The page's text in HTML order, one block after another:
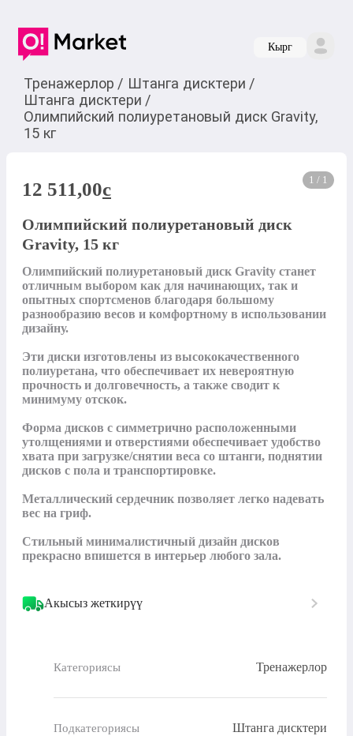
Кырг
Тренажерлор / Штанга дисктери /
Штанга дисктери /
Олимпийский полиуретановый диск Gravity,
15 кг
1 / 1
12 511,00c
Олимпийский полиуретановый диск
Gravity, 15 кг
Олимпийский полиуретановый диск Gravity станет
отличным выбором как для начинающих, так и
опытных спортсменов благодаря большому
разнообразию весов и комфортному в использовании
дизайну.
Эти диски изготовлены из высококачественного
полиуретана, что обеспечивает их невероятную
прочность и долговечность, а также сводит к
минимуму отскок.
Форма дисков с симметрично расположенными
утолщениями и отверстиями обеспечивает удобство
хвата при загрузке/снятии веса со штанги, поднятии
дисков с пола и транспортировке.
Металлический сердечник позволяет легко надевать
вес на гриф.
Стильный минималистичный дизайн дисков
прекрасно впишется в интерьер любого зала.
Акысыз жеткирүү
Категориясы Тренажерлор
Подкатегориясы Штанга дисктери